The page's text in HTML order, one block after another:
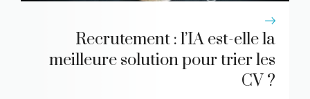
Recrutement : l’IA est-elle la
meilleure solution pour trier les
CV ?